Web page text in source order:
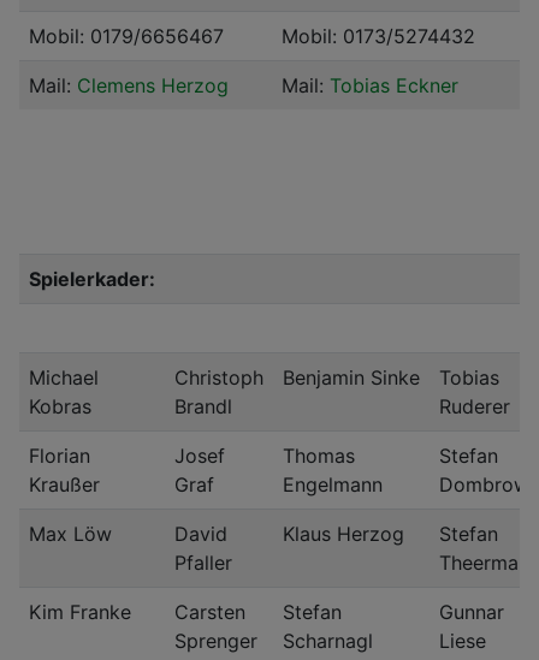
Mobil: 0179/6656467 Mobil: 0173/5274432
Mail: Clemens Herzog Mail: Tobias Eckner
Spielerkader:
Michael
Kobras
Christoph
Brandl
Benjamin Sinke
Tobias
Ruderer
Florian
Kraußer
Josef
Graf
Thomas
Engelmann
Stefan
Max Löw
David
Pfaller
Klaus Herzog
Stefan
Theermann
Kim Franke
Carsten
Sprenger
Stefan
Scharnagl
Gunnar
Liese